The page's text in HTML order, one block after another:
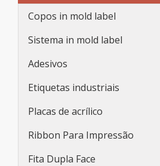
Copos in mold label
Sistema in mold label
Adesivos
Etiquetas industriais
Placas de acrílico
Ribbon Para Impressão
Fita Dupla Face